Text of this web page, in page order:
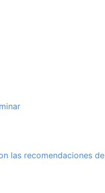
las recomendaciones de